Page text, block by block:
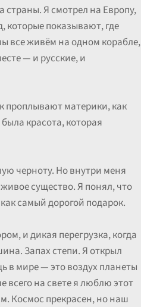
Я смотрел на Европу,
которые показывают, где
все живём на одном корабле,
— и русские, и
проплывают материки, как
красота, которая
черноту. Но внутри меня
существо. Я понял, что
самый дорогой подарок.
и дикая перегрузка, когда
Запах степи. Я открыл
в мире — это воздух планеты
на свете я люблю этот
Космос прекрасен, но наш